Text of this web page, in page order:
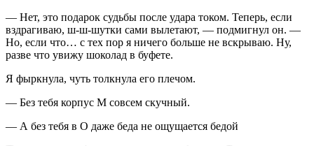
— Нет, это подарок судьбы после удара током. Теперь, если
вздрагиваю, ш-ш-шутки сами вылетают, — подмигнул он. —
Но, если что… с тех пор я ничего больше не вскрываю. Ну,
разве что увижу шоколад в буфете.
Я фыркнула, чуть толкнула его плечом.
— Без тебя корпус M совсем скучный.
— А без тебя в O даже беда не ощущается бедой